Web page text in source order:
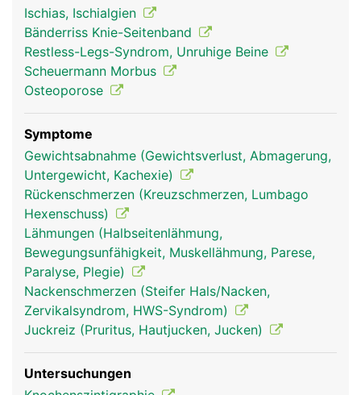
Ischias, Ischialgien
Bänderriss Knie-Seitenband
Restless-Legs-Syndrom, Unruhige Beine
Scheuermann Morbus
Osteoporose
Symptome
Gewichtsabnahme (Gewichtsverlust, Abmagerung,
Untergewicht, Kachexie)
Rückenschmerzen (Kreuzschmerzen, Lumbago
Hexenschuss)
Lähmungen (Halbseitenlähmung,
Bewegungsunfähigkeit, Muskellähmung, Parese,
Paralyse, Plegie)
Nackenschmerzen (Steifer Hals/Nacken,
Zervikalsyndrom, HWS-Syndrom)
Juckreiz (Pruritus, Hautjucken, Jucken)
Untersuchungen